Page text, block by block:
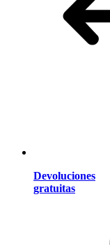
Devoluciones
gratuitas